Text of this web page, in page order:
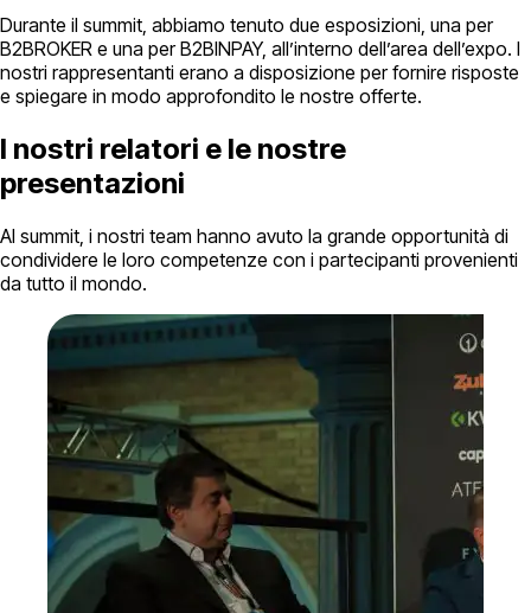
Durante il summit, abbiamo tenuto due esposizioni, una per
B2BROKER e una per B2BINPAY, all’interno dell’area dell’expo. I
nostri rappresentanti erano a disposizione per fornire risposte
e spiegare in modo approfondito le nostre offerte.
I nostri relatori e le nostre
presentazioni
Al summit, i nostri team hanno avuto la grande opportunità di
condividere le loro competenze con i partecipanti provenienti
da tutto il mondo.